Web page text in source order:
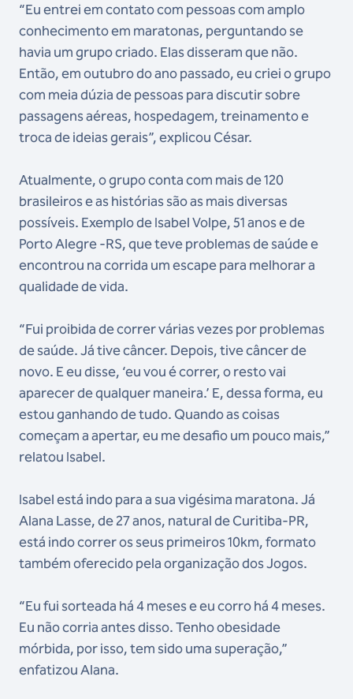
“Eu entrei em contato com pessoas com amplo
conhecimento em maratonas, perguntando se
havia um grupo criado. Elas disseram que não.
Então, em outubro do ano passado, eu criei o grupo
com meia dúzia de pessoas para discutir sobre
passagens aéreas, hospedagem, treinamento e
troca de ideias gerais”, explicou César.
Atualmente, o grupo conta com mais de 120
brasileiros e as histórias são as mais diversas
possíveis. Exemplo de Isabel Volpe, 51 anos e de
Porto Alegre -RS, que teve problemas de saúde e
encontrou na corrida um escape para melhorar a
qualidade de vida.
“Fui proibida de correr várias vezes por problemas
de saúde. Já tive câncer. Depois, tive câncer de
novo. E eu disse, ‘eu vou é correr, o resto vai
aparecer de qualquer maneira.’ E, dessa forma, eu
estou ganhando de tudo. Quando as coisas
começam a apertar, eu me desafio um pouco mais,”
relatou Isabel.
Isabel está indo para a sua vigésima maratona. Já
Alana Lasse, de 27 anos, natural de Curitiba-PR,
está indo correr os seus primeiros 10km, formato
também oferecido pela organização dos Jogos.
“Eu fui sorteada há 4 meses e eu corro há 4 meses.
Eu não corria antes disso. Tenho obesidade
mórbida, por isso, tem sido uma superação,”
enfatizou Alana.